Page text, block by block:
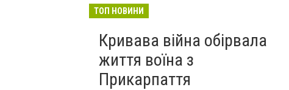
батареї3
ТОП НОВИНИ
Кривава війна обірвала
життя воїна з
Прикарпаття